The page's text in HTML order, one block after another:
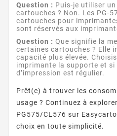
Question : Puis-je utiliser
cartouches ? Non. Les PG-
cartouches pour
sont réservés aux
Question : Que signifie la
certaines cartouches ? Elle
capacité plus élevée.
imprimante la supporte et si
d’impression est régulier.
Prêt(e) à trouver les
usage ? Continuez à
PG575/CL576 sur
choix en toute simplicité.